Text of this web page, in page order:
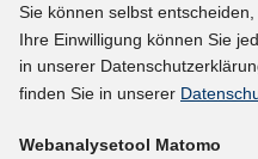
BlueSky
YouTube
LinkedIn
Sie können selbst
Ihre Einwilligung können Sie
in unserer
finden Sie in unserer
Webanalysetool Matomo